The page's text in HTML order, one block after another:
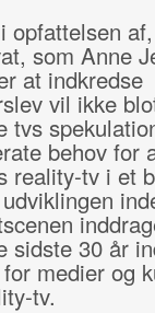
opfattelsen
som Anne
at indkredse
vil ikke
tvs
behov for
reality-tv i et
30 år
medier og
tv.